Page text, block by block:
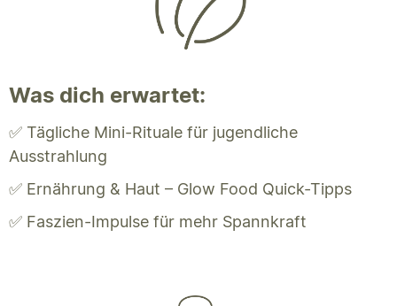
Was dich erwartet:
✅ Tägliche Mini-Rituale für jugendliche
Ausstrahlung
✅ Ernährung & Haut – Glow Food Quick-Tipps
✅ Faszien-Impulse für mehr Spannkraft